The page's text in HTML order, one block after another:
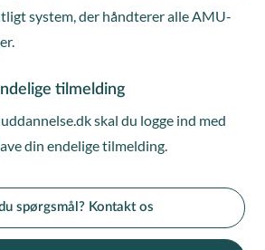
system, der håndterer alle AMU-
tilmelding
skal du logge ind med
din endelige tilmelding.
spørgsmål? Kontakt os